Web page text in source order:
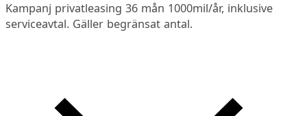
Kampanj privatleasing 36 mån 1000mil/år, inklusive
serviceavtal. Gäller begränsat antal.